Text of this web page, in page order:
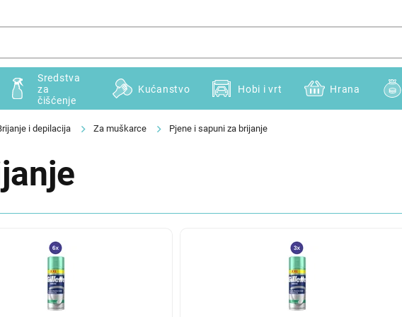
Sredstva
za
čišćenje
Kućanstvo Hobi i vrt Hrana
i depilacija Za muškarce Pjene i sapuni za brijanje